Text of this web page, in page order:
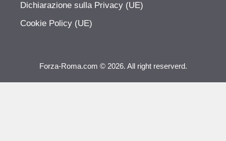
Dichiarazione sulla Privacy (UE)
Cookie Policy (UE)
Forza-Roma.com © 2026. All right reserverd.